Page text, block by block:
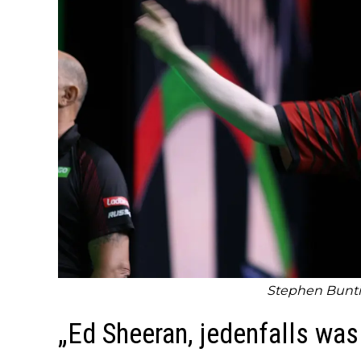
Stephen
„Ed Sheeran, jedenfalls